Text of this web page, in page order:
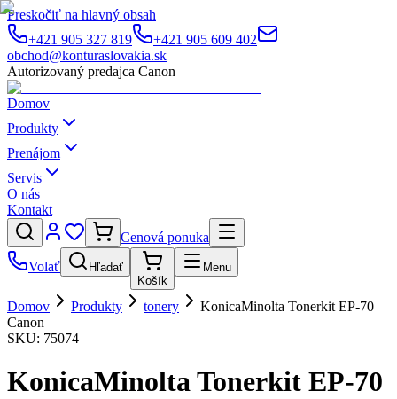
Preskočiť na hlavný obsah
+421 905 327 819
+421 905 609 402
obchod@konturaslovakia.sk
Autorizovaný predajca Canon
Domov
Produkty
Prenájom
Servis
O nás
Kontakt
Cenová ponuka
Volať
Hľadať
Košík
Menu
Domov Produkty tonery
KonicaMinolta Tonerkit EP-70
Canon
SKU: 75074
KonicaMinolta Tonerkit EP-70